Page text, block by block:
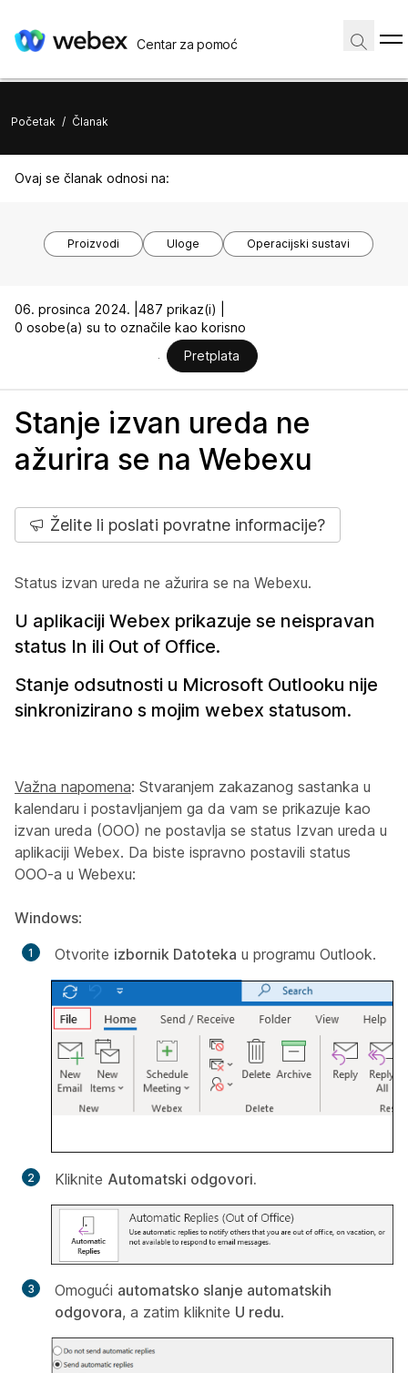
Centar za pomoć
Početak / Članak
Ovaj se članak odnosi na:
Proizvodi Uloge Operacijski sustavi
06. prosinca 2024. | 487 prikaz(i) |
0 osobe(a) su to označile kao korisno
Pretplata
Stanje izvan ureda ne
ažurira se na Webexu
Želite li poslati povratne informacije?
Status izvan ureda ne ažurira se na Webexu.
U aplikaciji Webex prikazuje se neispravan
status In ili Out of Office.
Stanje odsutnosti u Microsoft Outlooku nije
sinkronizirano s mojim webex statusom.
Važna napomena: Stvaranjem zakazanog sastanka u
kalendaru i postavljanjem ga da vam se prikazuje kao
izvan ureda (OOO) ne postavlja se status Izvan ureda u
aplikaciji Webex. Da biste ispravno postavili status
OOO-a u Webexu:
Windows:
Otvorite izbornik Datoteka u programu Outlook.
Kliknite Automatski odgovori.
Omogući automatsko slanje automatskih
odgovora, a zatim kliknite U redu.